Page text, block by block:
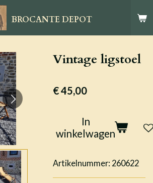
BROCANTE DEPOT
Vintage ligstoel
€ 45,00
In
winkelwagen
Artikelnummer: 260622